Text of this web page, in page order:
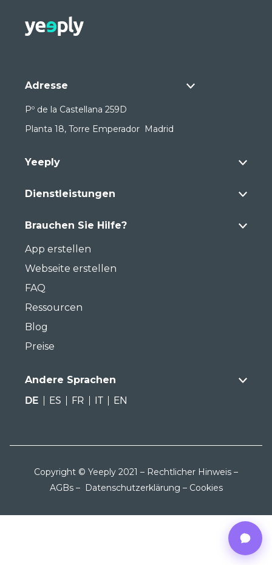
Adresse
Pº de la Castellana 259D
Planta 18, Torre Emperador Madrid
Yeeply
Dienstleistungen
Brauchen Sie Hilfe?
App erstellen
Webseite erstellen
FAQ
Ressourcen
Blog
Preise
Andere Sprachen
DE
ES FR IT EN
Copyright © Yeeply 2021 – Rechtlicher Hinweis –
AGBs– Datenschutzerklärung – Cookies